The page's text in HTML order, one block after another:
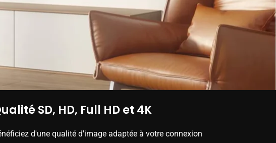
SD, HD, Full HD et 4K
d'une qualité d'image adaptée à votre connexion